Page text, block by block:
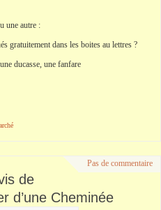
une autre :
gratuitement dans les boites au lettres ?
ducasse, une fanfare
Pas de commentaire
de
d’une Cheminée